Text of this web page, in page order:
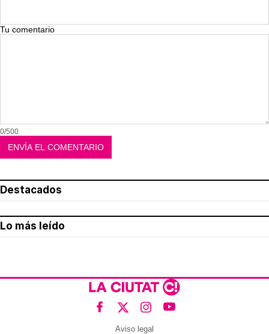
Tu comentario
0/500
Destacados
Lo más leído
Aviso legal